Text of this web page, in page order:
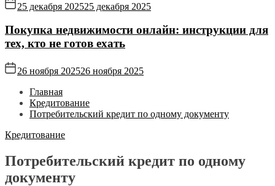
25 декабря 202525 декабря 2025
Покупка недвижимости онлайн: инструкции для
тех, кто не готов ехать
26 ноября 202526 ноября 2025
Главная
Кредитование
Потребительский кредит по одному документу
Кредитование
Потребительский кредит по одному
документу